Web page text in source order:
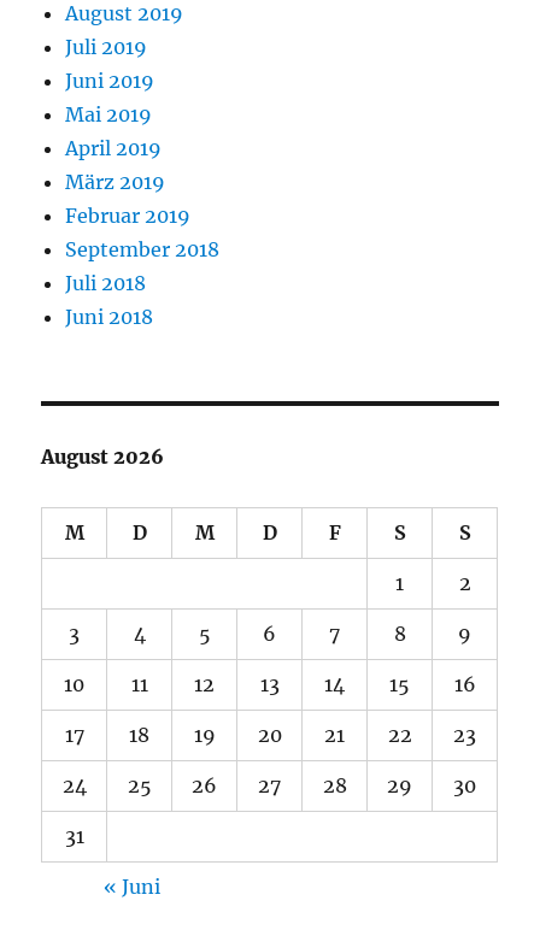
August 2019
Juli 2019
Juni 2019
Mai 2019
April 2019
März 2019
Februar 2019
September 2018
Juli 2018
Juni 2018
August 2026
M D M D F S S
1 2
3 4 5 6 7 8 9
10 11 12 13 14 15 16
17 18 19 20 21 22 23
24 25 26 27 28 29 30
31
« Juni